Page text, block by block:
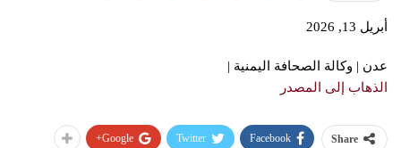
أبريل 13, 2026
عدن | وكالة الصحافة اليمنية |
الذهاب إلى المصدر
Share
Facebook
Twitter
Google+